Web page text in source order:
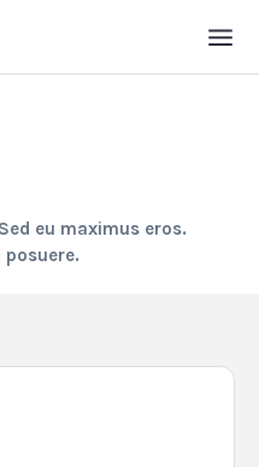
eu maximus eros.